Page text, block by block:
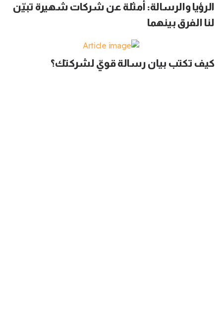
الرؤيا والرسالة: أمثلة عن شركات شهيرة تبيّن
لنا الفرق بينهما
كيف تكتب بيان رسالة قويّ لشركتك؟